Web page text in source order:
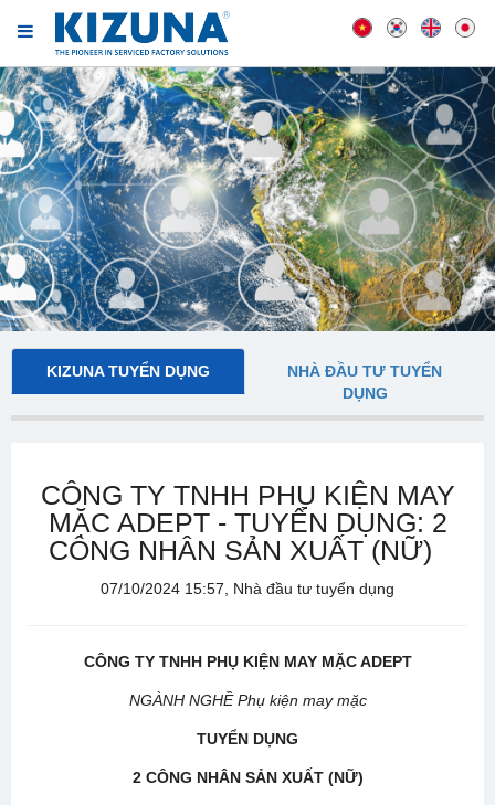
KIZUNA TUYỂN DỤNG
NHÀ ĐẦU TƯ TUYỂN
DỤNG
CÔNG TY TNHH PHỤ KIỆN MAY
MẶC ADEPT - TUYỂN DỤNG: 2
CÔNG NHÂN SẢN XUẤT (NỮ)
07/10/2024 15:57, Nhà đầu tư tuyển dụng
CÔNG TY TNHH PHỤ KIỆN MAY MẶC ADEPT
NGÀNH NGHỀ Phụ kiện may mặc
TUYỂN DỤNG
2CÔNG NHÂN SẢN XUẤT (NỮ)